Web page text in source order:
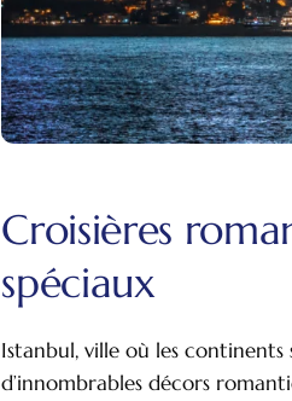
Croisières
spéciaux
Istanbul, ville où les
d’innombrables décors